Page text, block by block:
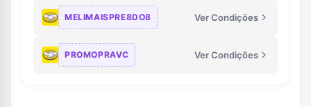
MELIMAISPRE8DO8 Ver Condições
PROMOPRAVC Ver Condições